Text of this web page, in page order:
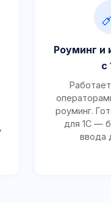
Роуминг и
с
роуминг.
для 1С —
ввода